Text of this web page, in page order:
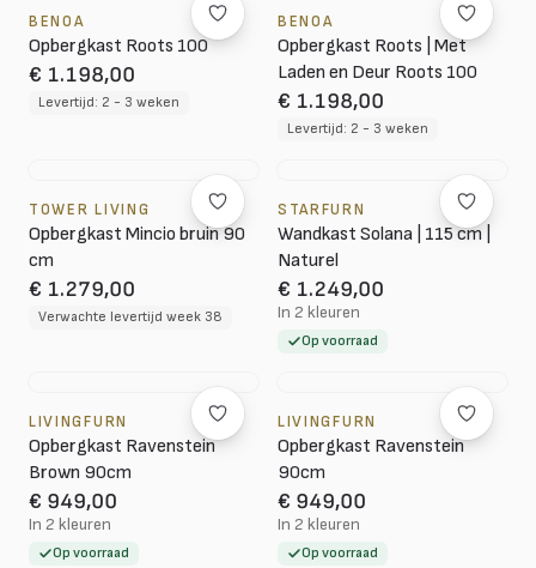
BENOA
Opbergkast Roots 100
€ 1.198,00
Levertijd: 2 - 3 weken
BENOA
Opbergkast Roots | Met
Laden en Deur Roots 100
€ 1.198,00
Levertijd: 2 - 3 weken
TOWER LIVING
Opbergkast Mincio bruin 90
cm
€ 1.279,00
Verwachte levertijd week 38
STARFURN
Wandkast Solana | 115 cm |
Naturel
€ 1.249,00
In 2 kleuren
Op voorraad
LIVINGFURN
Opbergkast Ravenstein
Brown 90cm
€ 949,00
In 2 kleuren
Op voorraad
LIVINGFURN
Opbergkast Ravenstein
90cm
€ 949,00
In 2 kleuren
Op voorraad